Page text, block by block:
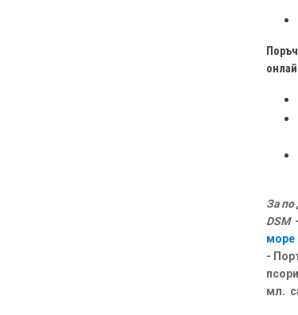
За по
DSM-
море
-
мл.